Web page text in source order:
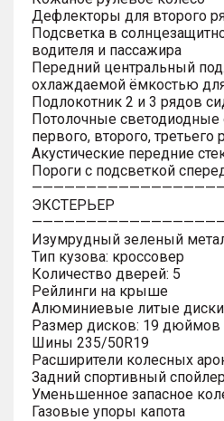
Дефлекторы для второго
Подсветка в
водителя и пассажира
Передний центральный
охлаждаемой ёмкостью
Подлокотник 2 и 3 рядов
Потолочные светодиодные
первого, второго, третьего
Акустические передние
Пороги с подсветкой
ЭКСТЕРЬЕР
Изумрудный зеленый
Тип кузова: кроссовер
Количество дверей: 5
Рейлинги на крыше
Алюминиевые литые диски
Размер дисков: 19 дюймов
Шины 235/50R19
Расширители колесных
Задний спортивный спойлер
Уменьшенное запасное
Газовые упоры капота